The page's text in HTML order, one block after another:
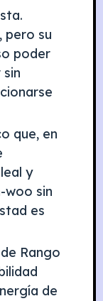
pero su
poder
que, en
y
woo sin
es
Rango
de